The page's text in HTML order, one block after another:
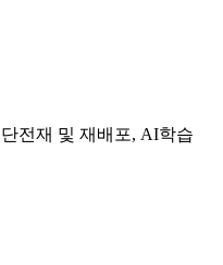
전재 및 재배포, AI학습